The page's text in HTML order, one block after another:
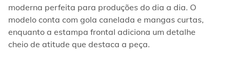
moderna perfeita para produções do dia a dia. O
modelo conta com gola canelada e mangas curtas,
enquanto a estampa frontal adiciona um detalhe
cheio de atitude que destaca a peça.